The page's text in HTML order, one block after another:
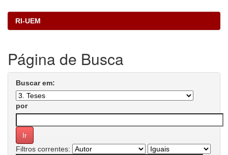
RI-UEM
Página de Busca
Buscar em:
por
Filtros correntes: